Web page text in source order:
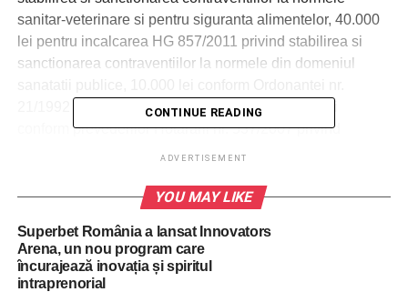
sanitar-veterinare si pentru siguranta alimentelor, 40.000
lei pentru incalcarea HG 857/2011 privind stabilirea si
sanctionarea contraventiilor la normele din domeniul
21/1992 privind protectia consumatorilor, 7.000 lei
conform prevederilor Hotararii nr. 537/2007 privind
incalcarea prevederilor Legii nr 61/1991.
De asemenea, au fost date amenzi de 27.000 lei conform
Legii nr. 38/2003 privind transportul in regim de taxi si in
regim de inchiriere, 1.000 lei conform Legii nr. 349/2002
CONTINUE READING
ADVERTISEMENT
YOU MAY LIKE
Superbet România a lansat Innovators
Arena, un nou program care
încurajează inovația și spiritul
intraprenorial